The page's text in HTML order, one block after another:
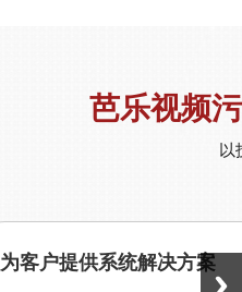
芭乐视频
以
为客户提供系统解决方案